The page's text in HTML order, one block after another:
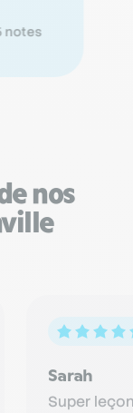
notes
nos
Sarah
Super